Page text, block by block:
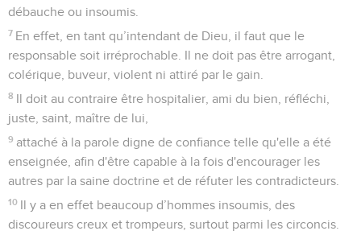
débauche ou insoumis.
7 En effet, en tant qu’intendant de Dieu, il faut que le
responsable soit irréprochable. Il ne doit pas être arrogant,
colérique, buveur, violent ni attiré par le gain.
8 Il doit au contraire être hospitalier, ami du bien, réfléchi,
juste, saint, maître de lui,
9 attaché à la parole digne de confiance telle qu'elle a été
enseignée, afin d'être capable à la fois d'encourager les
autres par la saine doctrine et de réfuter les contradicteurs.
10 Il y a en effet beaucoup d’hommes insoumis, des
discoureurs creux et trompeurs, surtout parmi les circoncis.